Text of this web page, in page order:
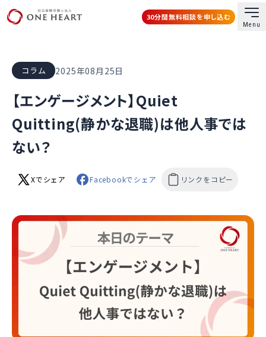
30分間無料相談を申し込む
Menu
コラム 2025年08月25日
【エンゲージメント】Quiet
Quitting(静かな退職)は他人事では
ない？
Xでシェア Facebookでシェア リンクをコピー